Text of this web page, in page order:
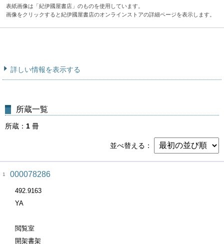
表紙画像は「紀伊國屋書店」のものを使用しています。
画像をクリックすると紀伊國屋書店のオンラインストアの詳細ページを表示します。
詳しい情報を表示する
所蔵一覧
所蔵 1 冊
並べ替える
1 000078286
492.9163
YA
閲覧室
開架書架